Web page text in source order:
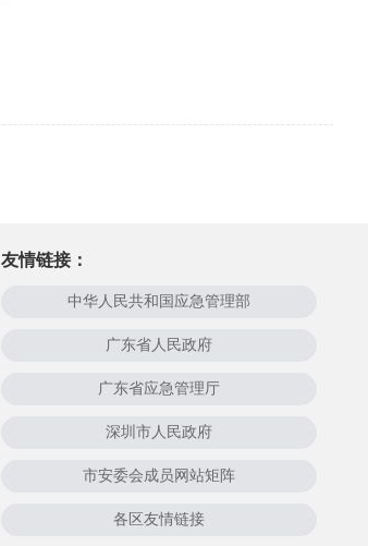
友情链接：
中华人民共和国应急管理部
广东省人民政府
广东省应急管理厅
深圳市人民政府
市安委会成员网站矩阵
各区友情链接